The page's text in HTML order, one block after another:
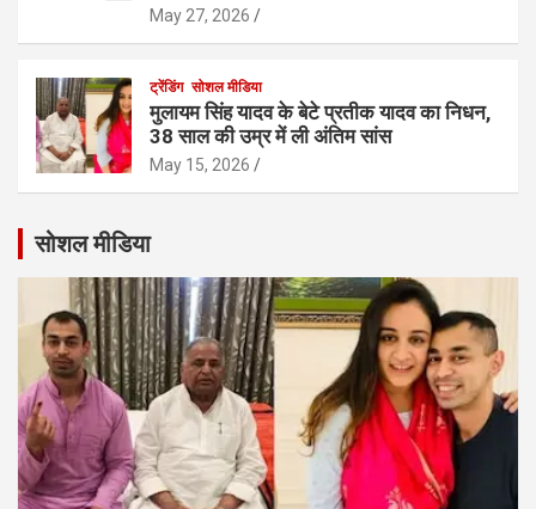
May 27, 2026
ट्रेंडिंग सोशल मीडिया
मुलायम सिंह यादव के बेटे प्रतीक यादव का निधन,
38 साल की उम्र में ली अंतिम सांस
May 15, 2026
सोशल मीडिया